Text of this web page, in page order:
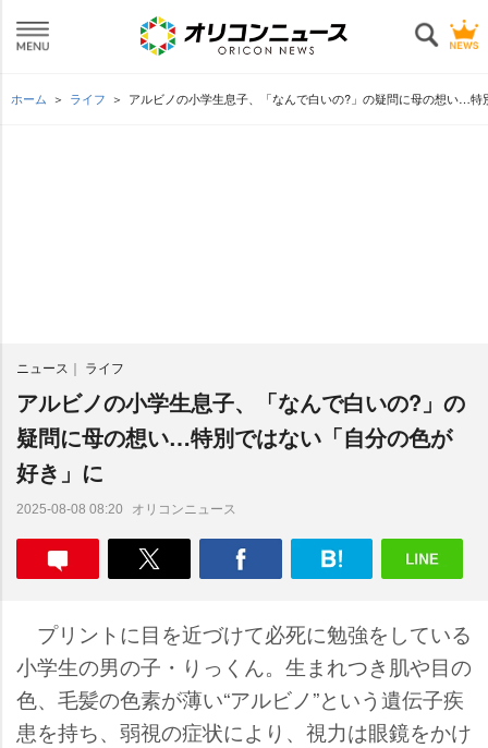
ホーム ライフ アルビノの小学生息子、「なんで白いの?」の疑問に母の想い…
ニュース ライフ
アルビノの小学生息子、「なんで白いの?」の
疑問に母の想い…特別ではない「自分の色が
好き」に
2025-08-08 08:20 オリコンニュース
プリントに目を近づけて必死に勉強をしている
小学生の男の子・りっくん。生まれつき肌や目の
色、毛髪の色素が薄い“アルビノ”という遺伝子疾
患を持ち、弱視の症状により、視力は眼鏡をかけ